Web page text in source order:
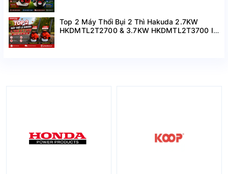
Top 2 Máy Thổi Bụi 2 Thì Hakuda 2.7KW
HKDMTL2T2700 & 3.7KW HKDMTL2T3700 I